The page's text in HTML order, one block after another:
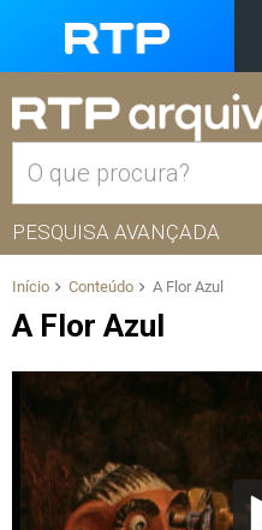
PESQUISA AVANÇADA
Início Conteúdo A Flor Azul
A Flor Azul